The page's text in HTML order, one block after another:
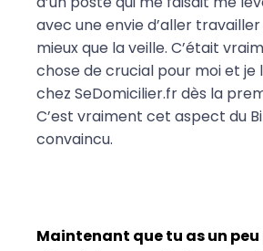
avec une envie d’aller
mieux que la veille. C’était
chose de crucial pour moi et je
chez SeDomicilier.fr dès la
C’est vraiment cet aspect du
convaincu.
Maintenant que tu as un peu